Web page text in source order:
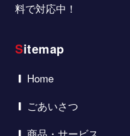
料で対応中！
Sitemap
Home
ごあいさつ